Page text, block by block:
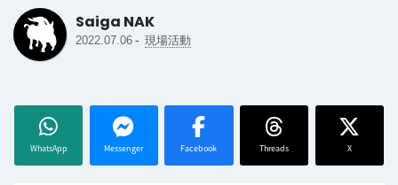
Saiga NAK
2022.07.06 - 現場活動
WhatsApp Messenger Facebook Threads X